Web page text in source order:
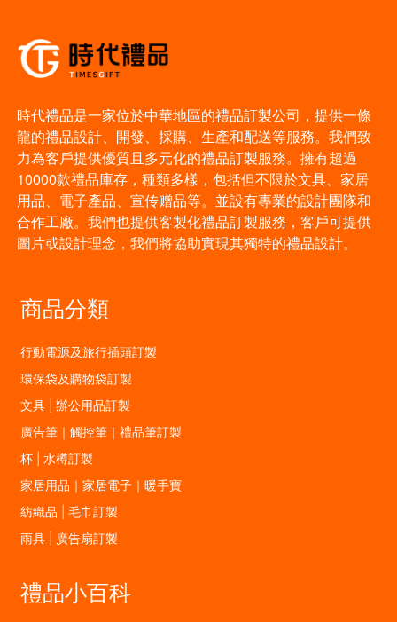
時代禮品是一家位於中華地區的禮品訂製公司，提供一條
龍的禮品設計、開發、採購、生產和配送等服務。我們致
力為客戶提供優質且多元化的禮品訂製服務。擁有超過
10000款禮品庫存，種類多樣，包括但不限於文具、家居
用品、電子產品、宣传赠品等。並設有專業的設計團隊和
合作工廠。我們也提供客製化禮品訂製服務，客戶可提供
圖片或設計理念，我們將協助實現其獨特的禮品設計。
商品分類
行動電源及旅行插頭訂製
環保袋及購物袋訂製
文具 | 辦公用品訂製
廣告筆｜觸控筆｜禮品筆訂製
杯 | 水樽訂製
家居用品｜家居電子｜暖手寶
紡織品 | 毛巾訂製
雨具 | 廣告扇訂製
禮品小百科